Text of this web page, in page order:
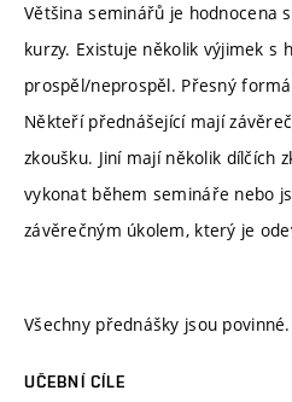
Většina seminářů je hodnocena
kurzy. Existuje několik výjimek s
prospěl/neprospěl. Přesný
Někteří přednášející mají
zkoušku. Jiní mají několik dílčích
vykonat během semináře nebo
závěrečným úkolem, který je
Všechny přednášky jsou povinné.
UČEBNÍ CÍLE